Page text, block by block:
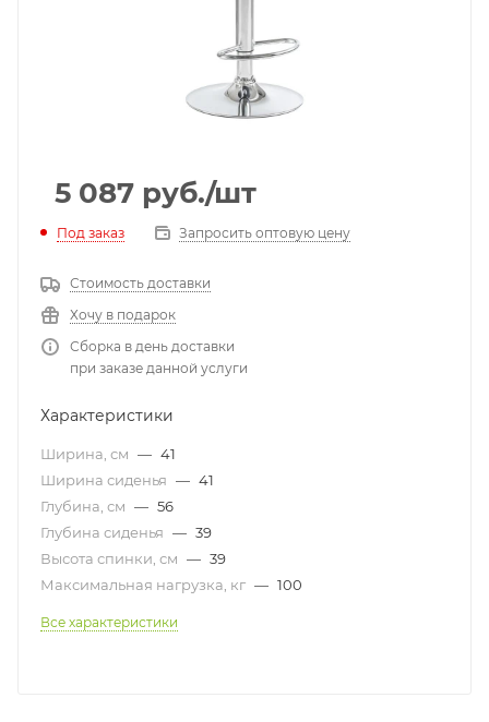
5 087 руб./шт
Под заказ Запросить оптовую цену
Стоимость доставки
Хочу в подарок
Сборка в день доставки
при заказе данной услуги
Характеристики
Ширина, см — 41
Ширина сиденья — 41
Глубина, см — 56
Глубина сиденья — 39
Высота спинки, см — 39
Максимальная нагрузка, кг — 100
Все характеристики